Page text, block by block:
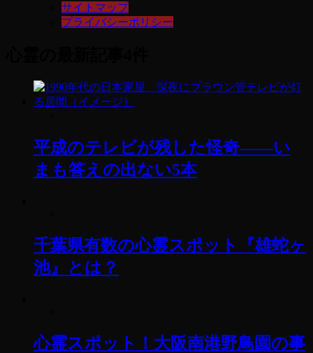
サイトマップ
プライバシーポリシー
平成のテレビが残した怪奇——い
まも答えの出ない5本
千葉県有数の心霊スポット『雄蛇ヶ
池』とは？
心霊スポット！大阪南港野鳥園の事